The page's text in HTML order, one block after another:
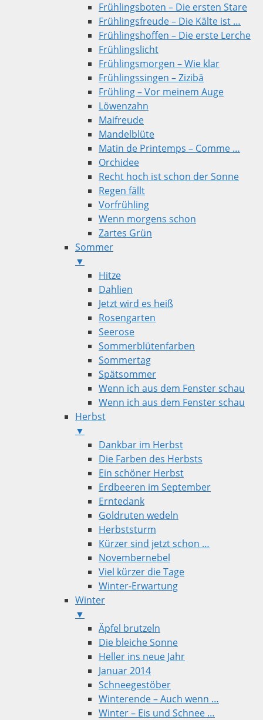
Frühlingsboten – Die ersten Stare
Frühlingsfreude – Die Kälte ist …
Frühlingshoffen – Die erste Lerche
Frühlingslicht
Frühlingsmorgen – Wie klar
Frühlingssingen – Zizibä
Frühling – Vor meinem Auge
Löwenzahn
Maifreude
Mandelblüte
Matin de Printemps – Comme …
Orchidee
Recht hoch ist schon der Sonne
Regen fällt
Vorfrühling
Wenn morgens schon
Zartes Grün
Sommer
▼
Hitze
Dahlien
Jetzt wird es heiß
Rosengarten
Seerose
Sommerblütenfarben
Sommertag
Spätsommer
Wenn ich aus dem Fenster schau
Wenn ich aus dem Fenster schau
Herbst
▼
Dankbar im Herbst
Die Farben des Herbsts
Ein schöner Herbst
Erdbeeren im September
Erntedank
Goldruten wedeln
Herbststurm
Kürzer sind jetzt schon …
Novembernebel
Viel kürzer die Tage
Winter-Erwartung
Winter
▼
Äpfel brutzeln
Die bleiche Sonne
Heller ins neue Jahr
Januar 2014
Schneegestöber
Winterende – Auch wenn …
Winter – Eis und Schnee …